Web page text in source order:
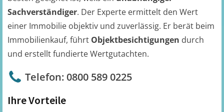
Sachverständiger. Der Experte ermittelt den Wert
einer Immobilie objektiv und zuverlässig. Er berät beim
Immobilienkauf, führt Objektbesichtigungen durch
und erstellt fundierte Wertgutachten.
Telefon: 0800 589 0225
Ihre Vorteile